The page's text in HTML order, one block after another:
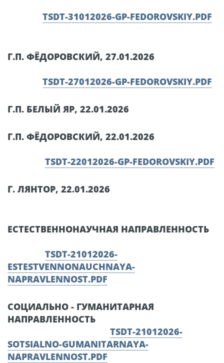
TSDT-31012026-GP-FEDOROVSKIY.PDF
Г.П. ФЁДОРОВСКИЙ, 27.01.2026
TSDT-27012026-GP-FEDOROVSKIY.PDF
Г.П. БЕЛЫЙ ЯР, 22.01.2026
Г.П. ФЁДОРОВСКИЙ, 22.01.2026
TSDT-22012026-GP-FEDOROVSKIY.PDF
Г. ЛЯНТОР, 22.01.2026
ЕСТЕСТВЕННОНАУЧНАЯ НАПРАВЛЕННОСТЬ
TSDT-21012026-
ESTESTVENNONAUCHNAYA-
NAPRAVLENNOST.PDF
СОЦИАЛЬНО - ГУМАНИТАРНАЯ
НАПРАВЛЕННОСТЬ
TSDT-21012026-
SOTSIALNO-GUMANITARNAYA-
NAPRAVLENNOST.PDF